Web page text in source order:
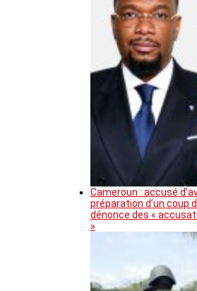
Cameroun : accusé
préparation d’un coup
dénonce des «
»